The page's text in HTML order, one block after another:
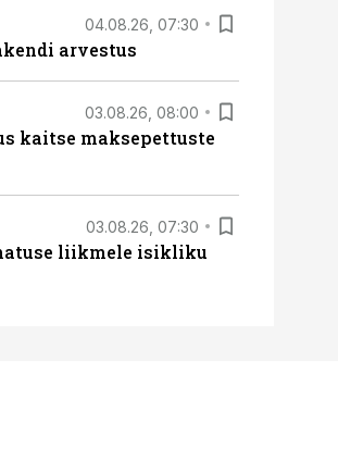
04.08.26, 07:30
arvestus
03.08.26, 08:00
kaitse maksepettuste
03.08.26, 07:30
liikmele isikliku